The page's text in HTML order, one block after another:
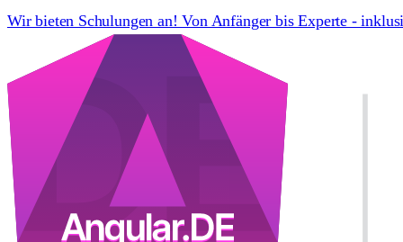
Wir bieten Schulungen an! Von Anfänger bis Experte -